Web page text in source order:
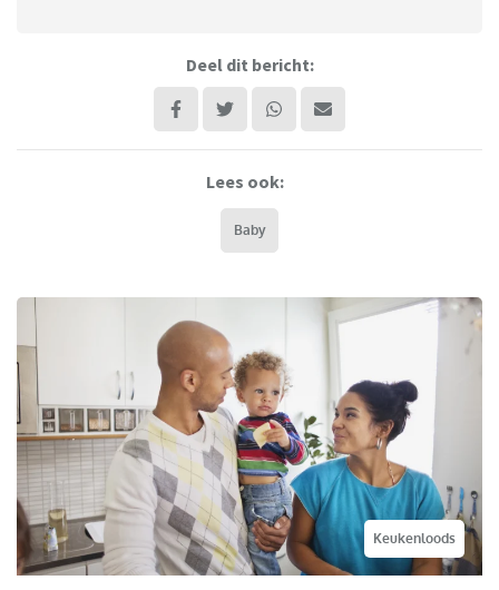
Deel dit bericht:
Lees ook:
Baby
Keukenloods